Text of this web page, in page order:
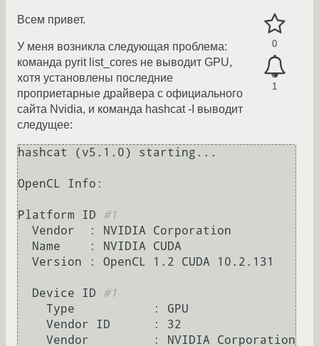
0
1
Всем привет.
У меня возникла следующая проблема:
команда pyrit list_cores не выводит GPU,
хотя установлены последние
проприетарные драйвера с официального
сайта Nvidia, и команда hashcat -I выводит
следущее:
hashcat (v5.1.0) starting...
OpenCL Info:
Platform ID
  Device ID